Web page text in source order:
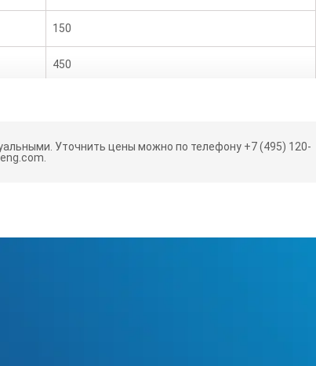
150
450
Уточнить цены можно по телефону +7 (495) 120-